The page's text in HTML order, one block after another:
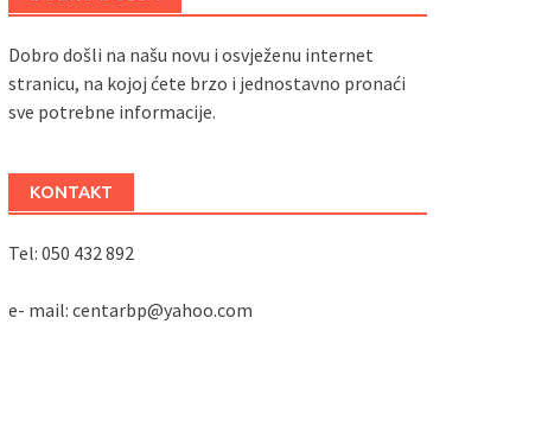
Dobro došli na našu novu i osvježenu internet
stranicu, na kojoj ćete brzo i jednostavno pronaći
sve potrebne informacije.
KONTAKT
Tel: 050 432 892
e- mail: centarbp@yahoo.com